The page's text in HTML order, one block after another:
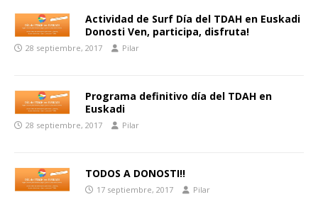
Actividad de Surf Día del TDAH en Euskadi
Donosti Ven, participa, disfruta!
28 septiembre, 2017 Pilar
Programa definitivo día del TDAH en
Euskadi
28 septiembre, 2017 Pilar
TODOS A DONOSTI!!
17 septiembre, 2017 Pilar